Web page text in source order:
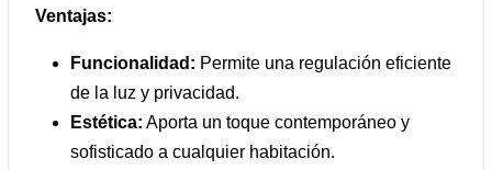
Ventajas:
Funcionalidad: Permite una regulación eficiente
de la luz y privacidad.
Estética: Aporta un toque contemporáneo y
sofisticado a cualquier habitación.